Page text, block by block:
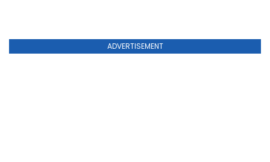
ADVERTISEMENT